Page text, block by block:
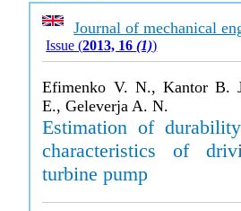
Journal of mechanical
Issue (2013, 16(1))
Efimenko V. N., Kantor B.
E., Geleverja A. N.
Estimation of
characteristics of
turbine pump